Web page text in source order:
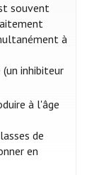
souvent
à
inhibiteur
à l'âge
de
en